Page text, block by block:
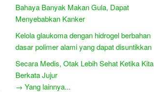
Bahaya Banyak Makan Gula, Dapat
Menyebabkan Kanker
Kelola glaukoma dengan hidrogel berbahan
dasar polimer alami yang dapat disuntikkan
Secara Medis, Otak Lebih Sehat Ketika Kita
Berkata Jujur
→ Yang lainnya...